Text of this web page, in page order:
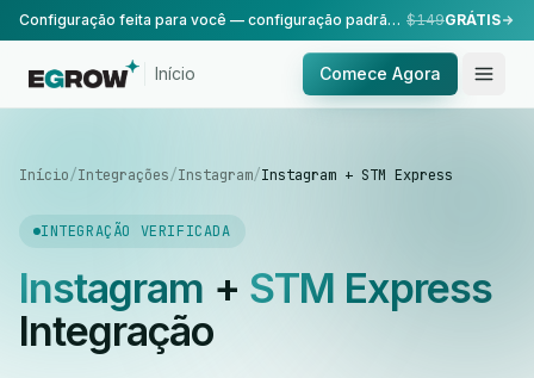
Configuração feita para você — configuração padrão, realizada pela nossa equipe. $149GRÁTIS
Início Comece Agora
Início/Integrações/Instagram/Instagram + STM Express
INTEGRAÇÃO VERIFICADA
Instagram + STM Express
Integração